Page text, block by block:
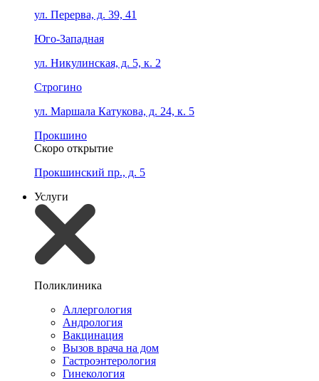
ул. Перерва, д. 39, 41
Юго-Западная
ул. Никулинская, д. 5, к. 2
Строгино
ул. Маршала Катукова, д. 24, к. 5
Прокшино
Скоро открытие
Прокшинский пр., д. 5
Услуги
Поликлиника
Аллергология
Андрология
Вакцинация
Вызов врача на дом
Гастроэнтерология
Гинекология